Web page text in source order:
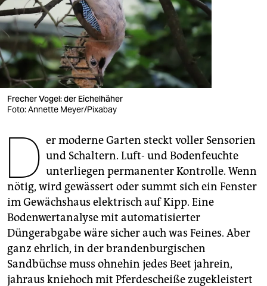
veranstaltungen
shop
fragen & hilfe
unterstützen
abo
epaper login
Frecher Vogel: der Eichelhäher
Foto: Annette Meyer/Pixabay
D er moderne Garten steckt voller Sensorien
und Schaltern. Luft- und Bodenfeuchte
unterliegen permanenter Kontrolle. Wenn
nötig, wird gewässert oder summt sich ein Fenster
im Gewächshaus elektrisch auf Kipp. Eine
Bodenwertanalyse mit automatisierter
Düngerabgabe wäre sicher auch was Feines. Aber
ganz ehrlich, in der brandenburgischen
Sandbüchse muss ohnehin jedes Beet jahrein,
jahraus kniehoch mit Pferdescheiße zugekleistert